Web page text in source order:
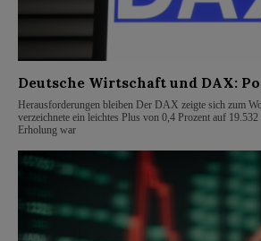
Deutsche Wirtschaft und DAX:
Herausforderungen bleiben Der DAX zeigte sich zum
verzeichnete ein leichtes Plus von 0,4 Prozent auf
Erholung war